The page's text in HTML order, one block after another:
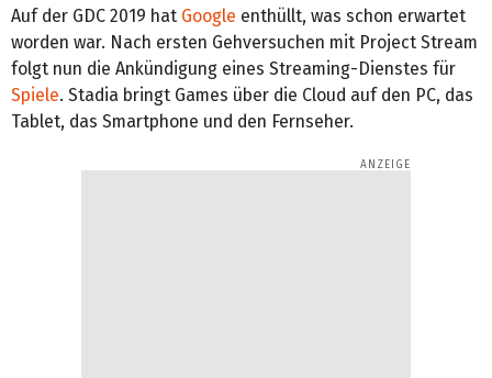
Auf der GDC 2019 hat Google enthüllt, was schon erwartet
worden war. Nach ersten Gehversuchen mit Project Stream
folgt nun die Ankündigung eines Streaming-Dienstes für
Spiele. Stadia bringt Games über die Cloud auf den PC, das
Tablet, das Smartphone und den Fernseher.